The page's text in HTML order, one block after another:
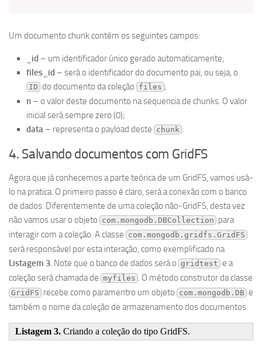
Um documento chunk contém os seguintes campos:
_id – um identificador único gerado automaticamente;
files_id – será o identificador do documento pai, ou seja, o
ID do documento da coleção files ;
n – o valor deste documento na sequencia de chunks. O valor
inicial será sempre zero (0);
data – representa o payload deste chunk .
4. Salvando documentos com GridFS
Agora que já conhecemos a parte teórica de um GridFS, vamos usá-
lo na pratica. O primeiro passo é claro, será a conexão com o banco
de dados. Diferentemente de uma coleção não-GridFS, desta vez
não vamos usar o objeto com.mongodb.DBCollection para
interagir com a coleção. A classe com.mongodb.gridfs.GridFS
será responsável por esta interação, como exemplificado na
Listagem 3. Note que o banco de dados será o gridtest e a
coleção será chamada de myfiles . O método construtor da classe
GridFS recebe como paramentro um objeto com.mongodb.DB e
também o nome da coleção de armazenamento dos documentos.
Listagem 3. Criando a coleção do tipo GridFS.